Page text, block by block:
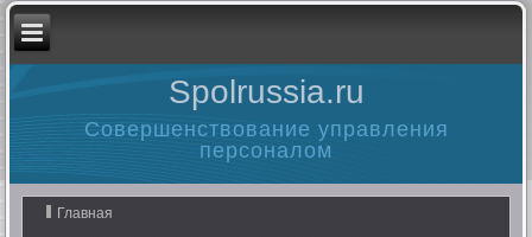
Spolrussia.ru
Совершенствование управления
персоналом
Главная